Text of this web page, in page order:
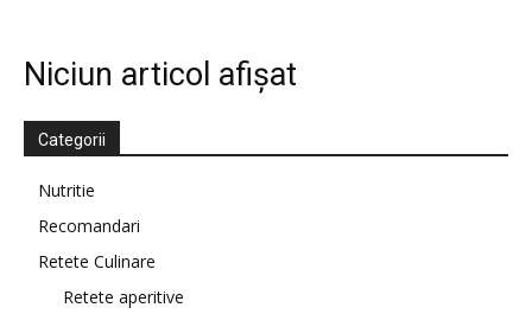
Niciun articol afișat
Categorii
Nutritie
Recomandari
Retete Culinare
Retete aperitive